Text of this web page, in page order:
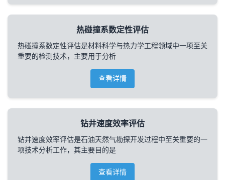
热碰撞系数定性评估
热碰撞系数定性评估是材料科学与热力学工程领域中一项至关
重要的检测技术，主要用于分析
查看详情
钻井速度效率评估
钻井速度效率评估是石油天然气勘探开发过程中至关重要的一
项技术分析工作，其主要目的是
查看详情